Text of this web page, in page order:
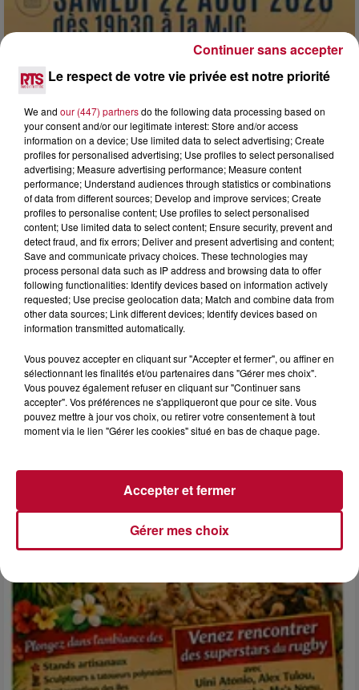
DINER CONCERT À LA MJC DE MARSEILLAN
6 août 2026
NÎMES : « LE RÊVE DU GLADIATEUR » INVESTIT
LES ARÈNES CES 3...
7 et 8 août. Une fresque nocturne...
Le respect de votre vie privée est notre priorité
We and our (447) partnersdo the following data processing based on
your consent and/or our legitimate interest: Store and/or access
information on a device; Use limited data to select advertising; Create
profiles for personalised advertising; Use profiles to select personalised
advertising; Measure advertising performance; Measure content
performance; Understand audiences through statistics or combinations
of data from different sources; Develop and improve services; Create
profiles to personalise content; Use profiles to select personalised
content; Use limited data to select content; Ensure security, prevent and
detect fraud, and fix errors; Deliver and present advertising and content;
Save and communicate privacy choices. These technologies may
process personal data such as IP address and browsing data to offer
following functionalities: Identify devices based on information actively
requested; Use precise geolocation data; Match and combine data from
other data sources; Link different devices; Identify devices based on
information transmitted automatically.
Vous pouvez accepter en cliquant sur "Accepter et fermer", ou affiner en
sélectionnant les finalités et/ou partenaires dans "Gérer mes choix".
Vous pouvez également refuser en cliquant sur "Continuer sans
accepter". Vos préférences ne s'appliqueront que pour ce site. Vous
pouvez mettre à jour vos choix, ou retirer votre consentement à tout
moment via le lien "Gérer les cookies" situé en bas de chaque page.
Gérer mes choix
Accepter et fermer
Continuer sans accepter